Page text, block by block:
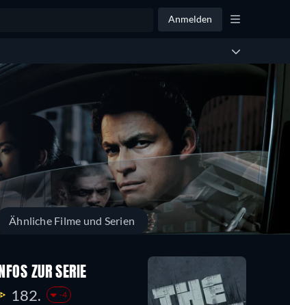
Anmelden
Ähnliche Filme und Serien
INFOS ZUR SERIE
182. -4